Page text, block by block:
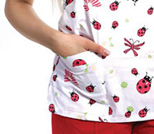
V košarico